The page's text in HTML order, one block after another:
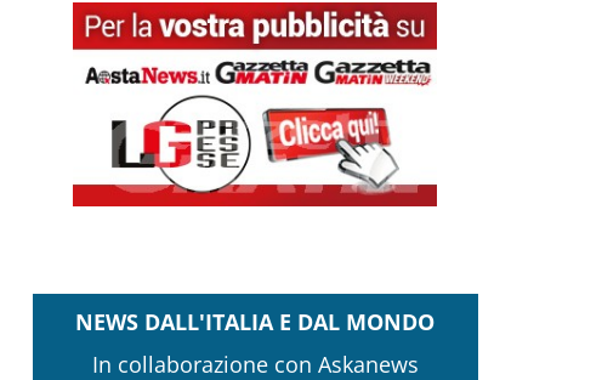
NEWS DALL'ITALIA E DAL MONDO
In collaborazione con Askanews